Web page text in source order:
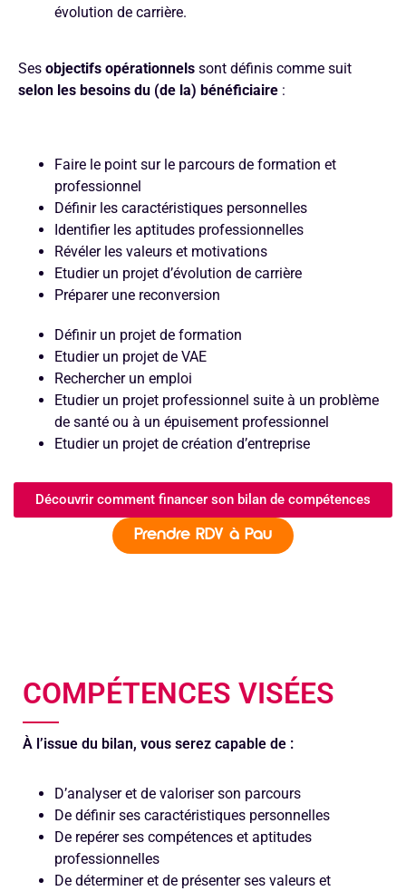
évolution de carrière.
Ses objectifs opérationnels sont définis comme suit
selon les besoins du (de la) bénéficiaire :
Faire le point sur le parcours de formation et
professionnel
Définir les caractéristiques personnelles
Identifier les aptitudes professionnelles
Révéler les valeurs et motivations
Etudier un projet d’évolution de carrière
Préparer une reconversion
Définir un projet de formation
Etudier un projet de VAE
Rechercher un emploi
Etudier un projet professionnel suite à un problème
de santé ou à un épuisement professionnel
Etudier un projet de création d’entreprise
Découvrir comment financer son bilan de compétences
Prendre RDV à Pau
COMPÉTENCES VISÉES
À l’issue du bilan, vous serez capable de :
D’analyser et de valoriser son parcours
De définir ses caractéristiques personnelles
De repérer ses compétences et aptitudes
professionnelles
De déterminer et de présenter ses valeurs et